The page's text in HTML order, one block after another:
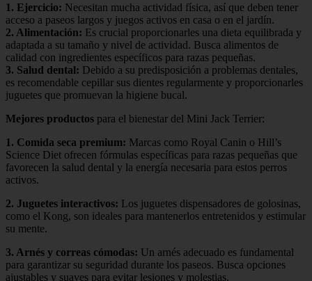
1. Ejercicio: Necesitan mucha actividad física, así que deben tener
acceso a paseos largos y juegos activos en casa o en el jardín.
2. Alimentación: Es crucial proporcionarles una dieta equilibrada y
adaptada a su tamaño y nivel de actividad. Busca alimentos de
calidad con ingredientes específicos para razas pequeñas.
3. Salud dental: Debido a su predisposición a problemas dentales,
es recomendable cepillar sus dientes regularmente y proporcionarles
juguetes que promuevan la higiene bucal.
Mejores productos para el bienestar del Mini Jack Terrier:
1. Comida seca premium: Marcas como Royal Canin o Hill’s
Science Diet ofrecen fórmulas específicas para razas pequeñas que
favorecen la salud dental y la energía necesaria para estos perros
activos.
2. Juguetes interactivos: Los juguetes dispensadores de golosinas,
como el Kong, son ideales para mantenerlos entretenidos y estimular
su mente.
3. Arnés y correas cómodas: Un arnés adecuado es fundamental
para garantizar su seguridad durante los paseos. Busca opciones
ajustables y suaves para evitar lesiones y molestias.